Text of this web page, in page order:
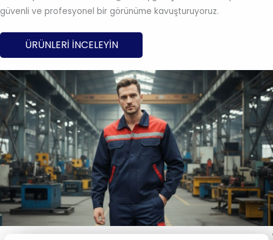
güvenli ve profesyonel bir görünüme kavuşturuyoruz.
ÜRÜNLERI INCELEYIN